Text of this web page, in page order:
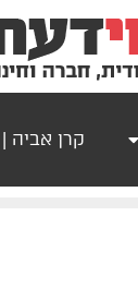
קרן אביה